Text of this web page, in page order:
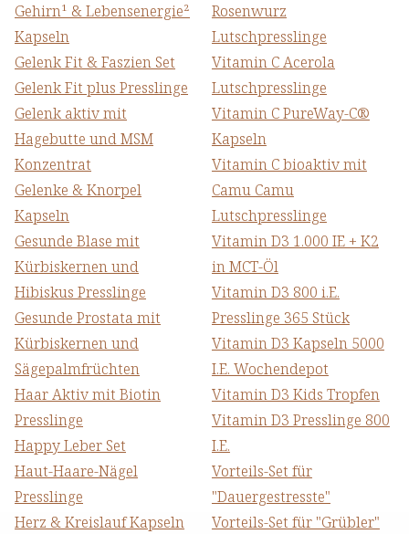
Gehirn¹ & Lebensenergie²
Kapseln
Gelenk Fit & Faszien Set
Gelenk Fit plus Presslinge
Gelenk aktiv mit
Hagebutte und MSM
Konzentrat
Gelenke & Knorpel
Kapseln
Gesunde Blase mit
Kürbiskernen und
Hibiskus Presslinge
Gesunde Prostata mit
Kürbiskernen und
Sägepalmfrüchten
Haar Aktiv mit Biotin
Presslinge
Happy Leber Set
Haut-Haare-Nägel
Presslinge
Herz & Kreislauf Kapseln
Rosenwurz
Lutschpresslinge
Vitamin C Acerola
Lutschpresslinge
Vitamin C PureWay-C®
Kapseln
Vitamin C bioaktiv mit
Camu Camu
Lutschpresslinge
Vitamin D3 1.000 IE + K2
in MCT-Öl
Vitamin D3 800 i.E.
Presslinge 365 Stück
Vitamin D3 Kapseln 5000
I.E. Wochendepot
Vitamin D3 Kids Tropfen
Vitamin D3 Presslinge 800
I.E.
Vorteils-Set für
"Dauergestresste"
Vorteils-Set für "Grübler"